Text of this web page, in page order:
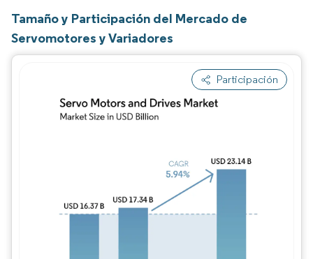
Tamaño y Participación del Mercado de
Servomotores y Variadores
Participación